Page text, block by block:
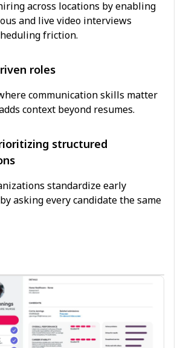
across locations by enabling
and live video interviews
friction.
roles
communication skills matter
context beyond resumes.
structured
standardize early
asking every candidate the same